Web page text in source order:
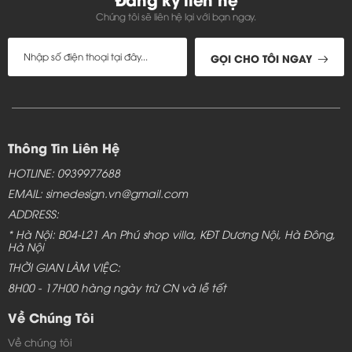
Bộ bàn ghế gỗ gụ phòng khách - TC160
cho nhà xinh
Với gam màu bằng gỗ tự nhiên hơi đỏ của gỗ gụ bạn
sẽ cảm nhận được vẻ đẹp trầm lắng, mộc mạc. Ngoài
Chúng tôi sẽ liên hệ lại với bạn ngay.
GỌI CHO TÔI NGAY
Thông Tin Liên Hệ
HOTLINE: 0939977688
EMAIL: simedesign.vn@gmail.com
ADDRESS:
* Hà Nội: B04-L21 An Phú shop villa, KĐT Dương Nội, Hà Đông,
Hà Nội
THỜI GIAN LÀM VIỆC:
8H00 - 17H00 hàng ngày trừ CN và lễ tết
Về Chúng Tôi
Về chúng tôi